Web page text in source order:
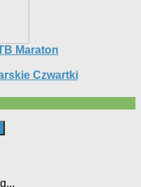
Maraton
Czwartki